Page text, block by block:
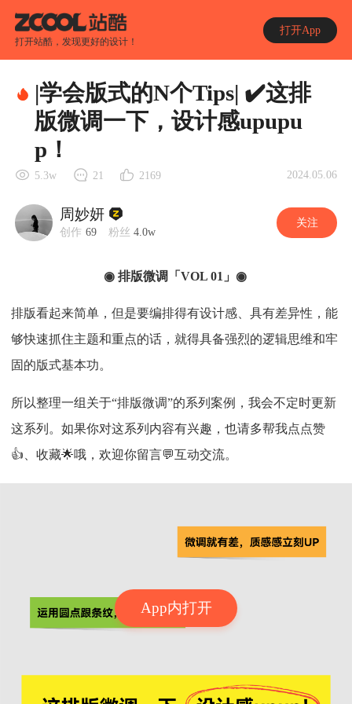
打开站酷，发现更好的设计！
打开App
App内打开
|学会版式的N个Tips| ✔️这排
版微调一下，设计感upupu
p！
5.3w 21 2169 2024.05.06
周妙妍
创作 69 粉丝 4.0w
关注
◉ 排版微调「VOL 01」◉
排版看起来简单，但是要编排得有设计感、具有差异性，能
够快速抓住主题和重点的话，就得具备强烈的逻辑思维和牢
固的版式基本功。
所以整理一组关于“排版微调”的系列案例，我会不定时更新
这系列。如果你对这系列内容有兴趣，也请多帮我点点赞
👍、收藏🌟哦，欢迎你留言💬互动交流。